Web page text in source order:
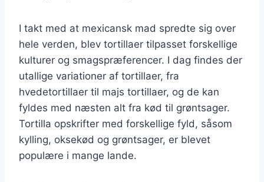
I takt med at mexicansk mad spredte sig over
hele verden, blev tortillaer tilpasset forskellige
kulturer og smagspræferencer. I dag findes der
utallige variationer af tortillaer, fra
hvedetortillaer til majs tortillaer, og de kan
fyldes med næsten alt fra kød til grøntsager.
Tortilla opskrifter med forskellige fyld, såsom
kylling, oksekød og grøntsager, er blevet
populære i mange lande.